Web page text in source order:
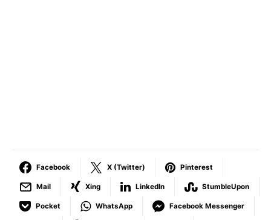
Facebook X (Twitter) Pinterest
Mail Xing LinkedIn StumbleUpon
Pocket WhatsApp Facebook Messenger